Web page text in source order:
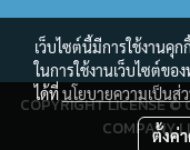
COPYRIGHT LICENSE ©
COMPANY
เว็บไซต์นี้มีการใช้งานคุ
ในการใช้งานเว็บไซต์ขอ
ได้ที่นโยบายความเป็นส่
ตั้งค่